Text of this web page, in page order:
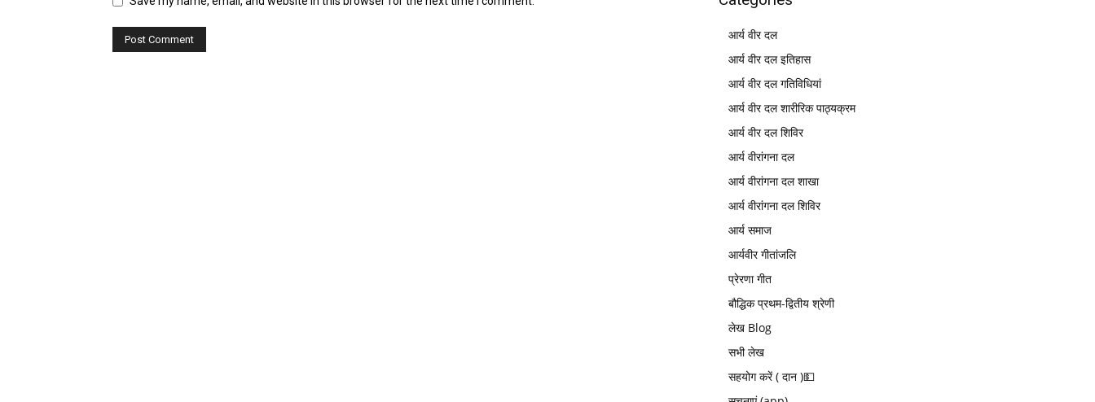
आर्य वीर दल
आर्य वीर दल इतिहास
आर्य वीर दल गतिविधियां
आर्य वीर दल शारीरिक पाठ्यक्रम
आर्य वीर दल शिविर
आर्य वीरांगना दल
आर्य वीरांगना दल शाखा
आर्य वीरांगना दल शिविर
आर्य समाज
आर्यवीर गीतांजलि
प्रेरणा गीत
बौद्धिक प्रथम-द्वितीय श्रेणी
लेख Blog
सभी लेख
सहयोग करें ( दान )💵